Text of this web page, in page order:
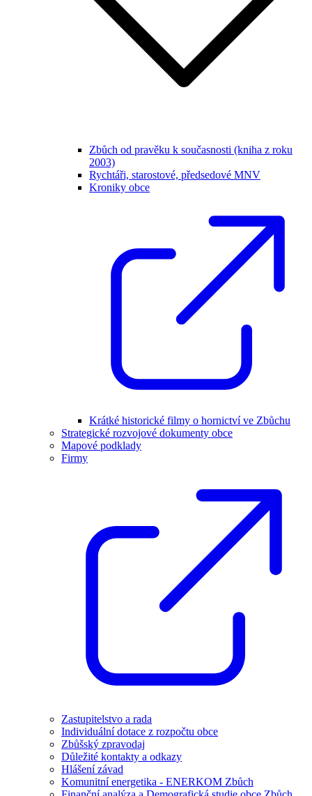
Zbůch od pravěku k současnosti (kniha z roku
2003)
Rychtáři, starostové, předsedové MNV
Kroniky obce
Krátké historické filmy o hornictví ve Zbůchu
Strategické rozvojové dokumenty obce
Mapové podklady
Firmy
Zastupitelstvo a rada
Individuální dotace z rozpočtu obce
Zbůšský zpravodaj
Důležité kontakty a odkazy
Hlášení závad
Komunitní energetika - ENERKOM Zbůch